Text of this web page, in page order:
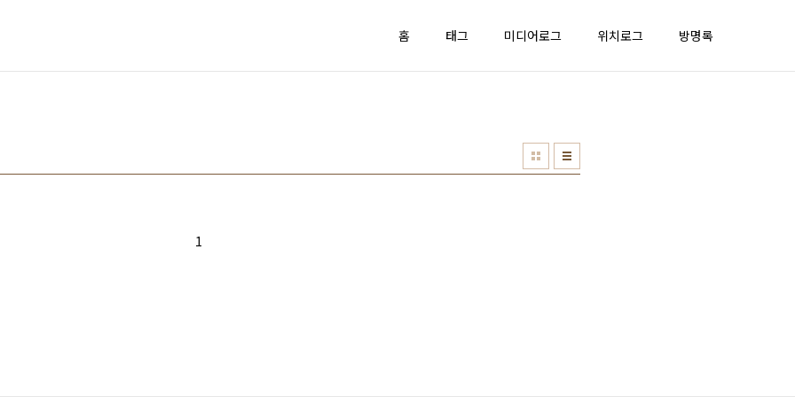
홈 태그 미디어로그 위치로그 방명록
1